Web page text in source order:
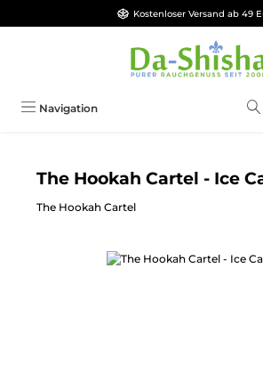
Zum Hauptinhalt springenKostenloser Versand ab 49
Navigation
The Hookah Cartel - Ice
The Hookah Cartel
Bildergalerie überspringen